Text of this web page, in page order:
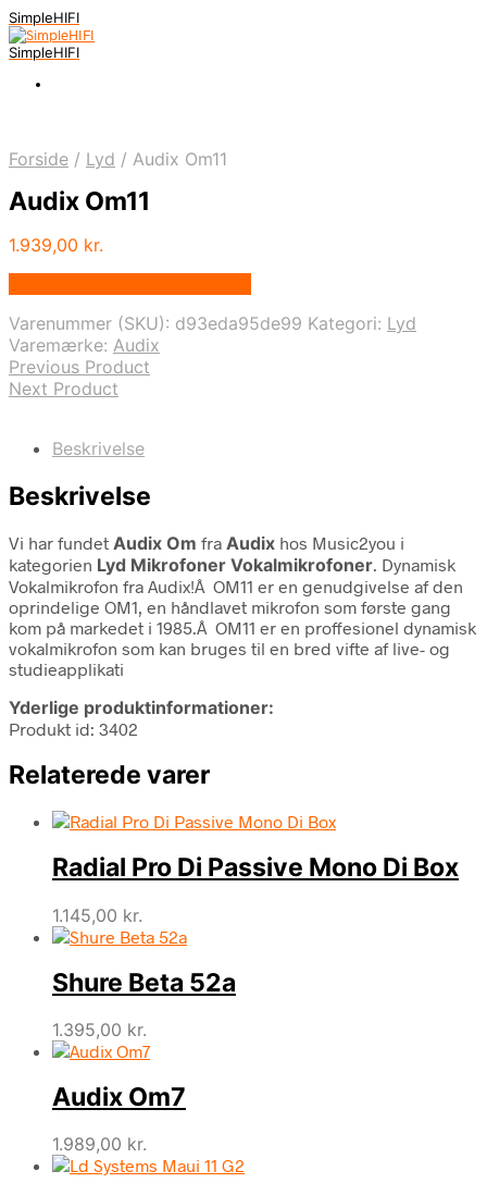
SimpleHIFI
SimpleHIFI
Forside / Lyd / Audix Om11
Audix Om11
1.939,00 kr.
Varenummer (SKU): d93eda95de99 Kategori: Lyd
Varemærke: Audix
Previous Product
Next Product
Beskrivelse
Beskrivelse
Vi har fundet Audix Om fra Audix hos Music2you i
kategorien Lyd Mikrofoner Vokalmikrofoner. Dynamisk
Vokalmikrofon fra Audix!Â OM11 er en genudgivelse af den
oprindelige OM1, en håndlavet mikrofon som første gang
kom på markedet i 1985.Â OM11 er en proffesionel dynamisk
vokalmikrofon som kan bruges til en bred vifte af live- og
studieapplikati
Yderlige produktinformationer:
Produkt id: 3402
Relaterede varer
Radial Pro Di Passive Mono Di Box
1.145,00 kr.
Shure Beta 52a
1.395,00 kr.
Audix Om7
1.989,00 kr.